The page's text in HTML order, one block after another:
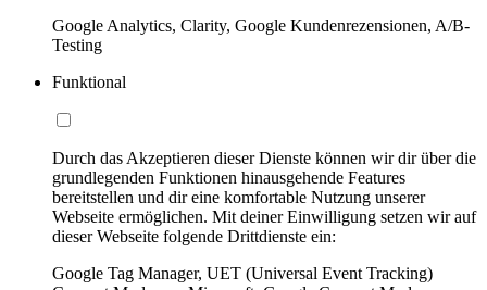
Google Analytics, Clarity, Google Kundenrezensionen, A/B-
Testing
Funktional
Durch das Akzeptieren dieser Dienste können wir dir über die
grundlegenden Funktionen hinausgehende Features
bereitstellen und dir eine komfortable Nutzung unserer
Webseite ermöglichen. Mit deiner Einwilligung setzen wir auf
dieser Webseite folgende Drittdienste ein:
Google Tag Manager, UET (Universal Event Tracking)